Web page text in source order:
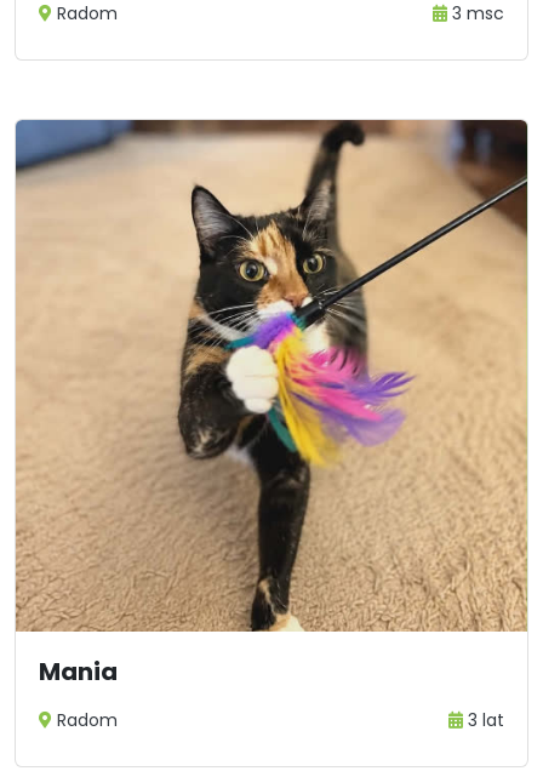
Radom 3 msc
Mania
Radom 3 lat